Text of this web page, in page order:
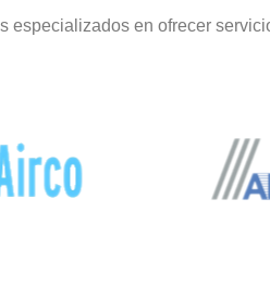
especializados en ofrecer